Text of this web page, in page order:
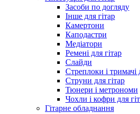
Засоби по догляду
Інше для гітар
Камертони
Каподастри
Медіатори
Ремені для гітар
Слайди
Стреплоки і тримачі
Струни для гітар
Тюнери і метрономи
Чохли і кофри для
Гітарне обладнання